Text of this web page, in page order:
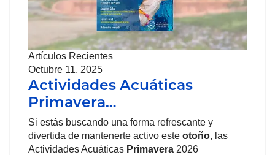
Artículos Recientes
Octubre 11, 2025
Actividades Acuáticas
Primavera…
Si estás buscando una forma refrescante y
divertida de mantenerte activo este otoño, las
Actividades Acuáticas Primavera 2026